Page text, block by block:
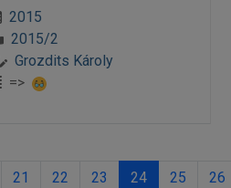
2015
2015/2
Grozdits Károly
=>
21 22 23 24 25 26